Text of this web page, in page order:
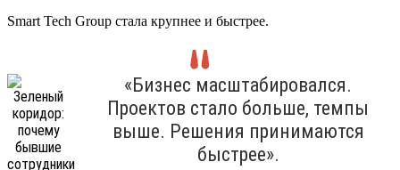
Smart Tech Group стала крупнее и быстрее.
«Бизнес масштабировался.
Проектов стало больше, темпы
выше. Решения принимаются
быстрее».